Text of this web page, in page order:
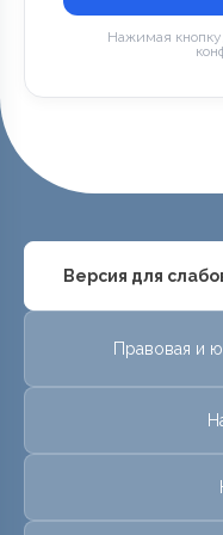
Нажимая
Версия для
Правовая и